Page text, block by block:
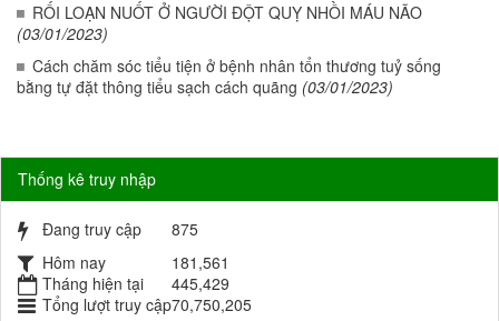
RỐI LOẠN NUỐT Ở NGƯỜI ĐỘT QUỴ NHỒI MÁU NÃO
(03/01/2023)
Cách chăm sóc tiểu tiện ở bệnh nhân tổn thương tuỷ sống
bằng tự đặt thông tiểu sạch cách quãng (03/01/2023)
Thống kê truy nhập
Đang truy cập
875
Hôm nay
181,561
Tháng hiện tại
445,429
Tổng lượt truy cập70,750,205